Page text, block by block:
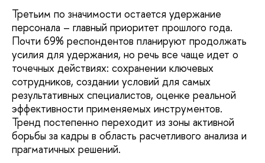
Третьим по значимости остается удержание
персонала – главный приоритет прошлого года.
Почти 69% респондентов планируют продолжать
усилия для удержания, но речь все чаще идет о
точечных действиях: сохранении ключевых
сотрудников, создании условий для самых
результативных специалистов, оценке реальной
эффективности применяемых инструментов.
Тренд постепенно переходит из зоны активной
борьбы за кадры в область расчетливого анализа и
прагматичных решений.